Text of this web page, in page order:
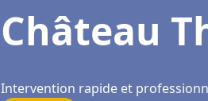
Château
Intervention rapide et